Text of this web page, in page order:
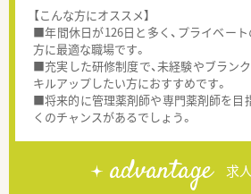
【こんな方にオススメ】
■年間休日が126日と多く、プライベー
方に最適な職場です。
■充実した研修制度で、未経験やブラン
キルアップしたい方におすすめです。
■将来的に管理薬剤師や専門薬剤師を目
くのチャンスがあるでしょう。
advantage 求